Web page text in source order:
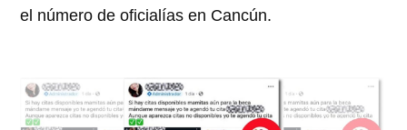
el número de oficialías en Cancún.